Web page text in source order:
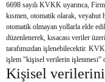
6698 sayılı KVKK uyarınca,
kısmen, otomatik olarak, veyahut
otomatik olmayan yollarla elde
düzenlenerek, kısacası veriler
tarafımızdan işlenebilecektir.
işlem "kişisel verilerin işlenmesi”
Kişisel
Akülü Çit Kesme
Akülü Gönye Kesme
Akülü Setler
Vidalama
Kalıpçı Taşlama
Multiset